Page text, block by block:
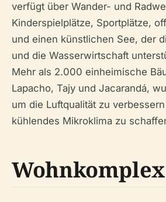
verfügt über Wander- und
Kinderspielplätze, Sportplätze,
und einen künstlichen See, der
und die Wasserwirtschaft
Mehr als 2.000 einheimische
Lapacho, Tajy und Jacarandá,
um die Luftqualität zu
kühlendes Mikroklima zu
Wohnkomplex